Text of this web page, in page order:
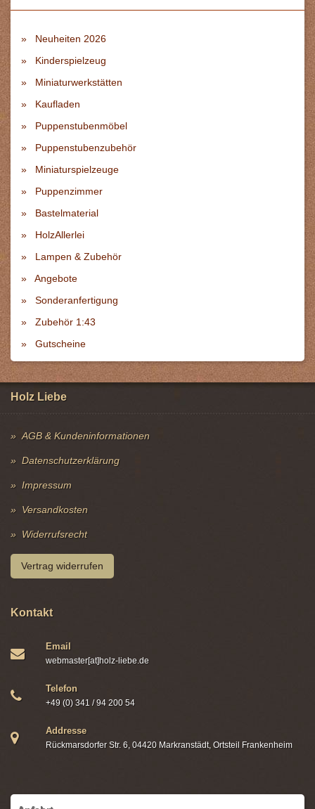
Neuheiten 2026
Kinderspielzeug
Miniaturwerkstätten
Kaufladen
Puppenstubenmöbel
Puppenstubenzubehör
Miniaturspielzeuge
Puppenzimmer
Bastelmaterial
HolzAllerlei
Lampen & Zubehör
Angebote
Sonderanfertigung
Zubehör 1:43
Gutscheine
Holz Liebe
AGB & Kundeninformationen
Datenschutzerklärung
Impressum
Versandkosten
Widerrufsrecht
Vertrag widerrufen
Kontakt
Email
webmaster[at]holz-liebe.de
Telefon
+49 (0) 341 / 94 200 54
Addresse
Rückmarsdorfer Str. 6, 04420 Markranstädt, Ortsteil Frankenheim